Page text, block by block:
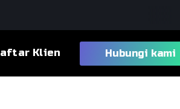
Klien Hubungi kami